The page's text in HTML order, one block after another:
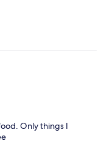
Only things I